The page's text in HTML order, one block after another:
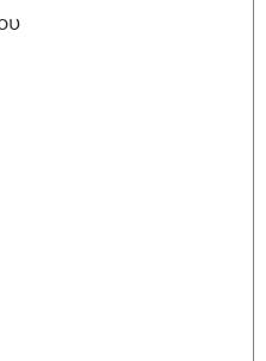
Studies-Basic and
II